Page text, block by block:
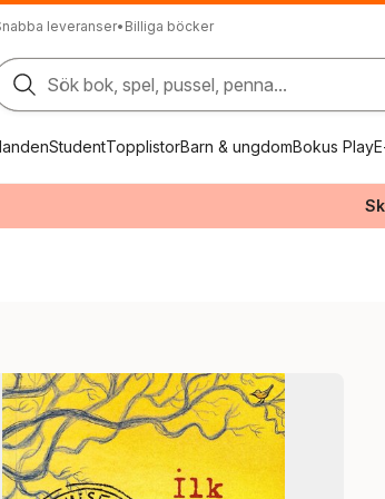
leveranser• Billiga böcker
Sök bok, spel, pussel, penna...
StudentTopplistorBarn & ungdomBokus Play